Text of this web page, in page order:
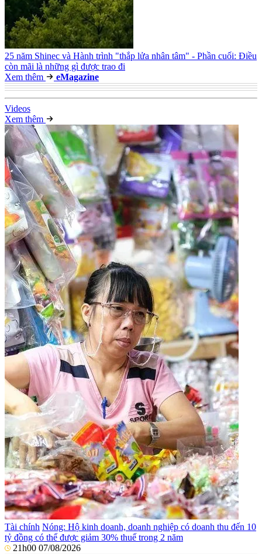
25 năm Shinec và Hành trình "thắp lửa nhân tâm" - Phần cuối: Điều
còn mãi là những gì được trao đi
Xem thêm
eMagazine
Videos
Xem thêm
Tài chính Nóng: Hộ kinh doanh, doanh nghiệp có doanh thu đến 10
tỷ đồng có thể được giảm 30% thuế trong 2 năm
21h00 07/08/2026